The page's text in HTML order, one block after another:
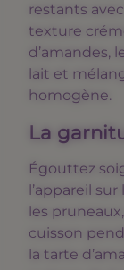
restants
texture
d’amandes,
lait et
homogène.
La
Égouttez
l’appareil
les
cuisson
la tarte